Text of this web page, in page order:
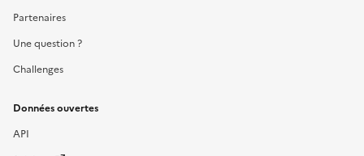
Partenaires
Une question ?
Challenges
Données ouvertes
API